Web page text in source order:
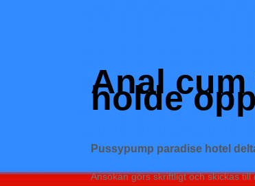
Anal
holde
Pussypump paradise hotel
Ansökan görs skriftligt och skickas